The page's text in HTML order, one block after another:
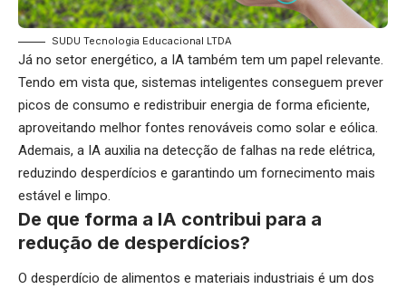
SUDU Tecnologia Educacional LTDA
Já no setor energético, a IA também tem um papel relevante.
Tendo em vista que, sistemas inteligentes conseguem prever
picos de consumo e redistribuir energia de forma eficiente,
aproveitando melhor fontes renováveis como solar e eólica.
Ademais, a IA auxilia na detecção de falhas na rede elétrica,
reduzindo desperdícios e garantindo um fornecimento mais
estável e limpo.
De que forma a IA contribui para a
redução de desperdícios?
O desperdício de alimentos e materiais industriais é um dos